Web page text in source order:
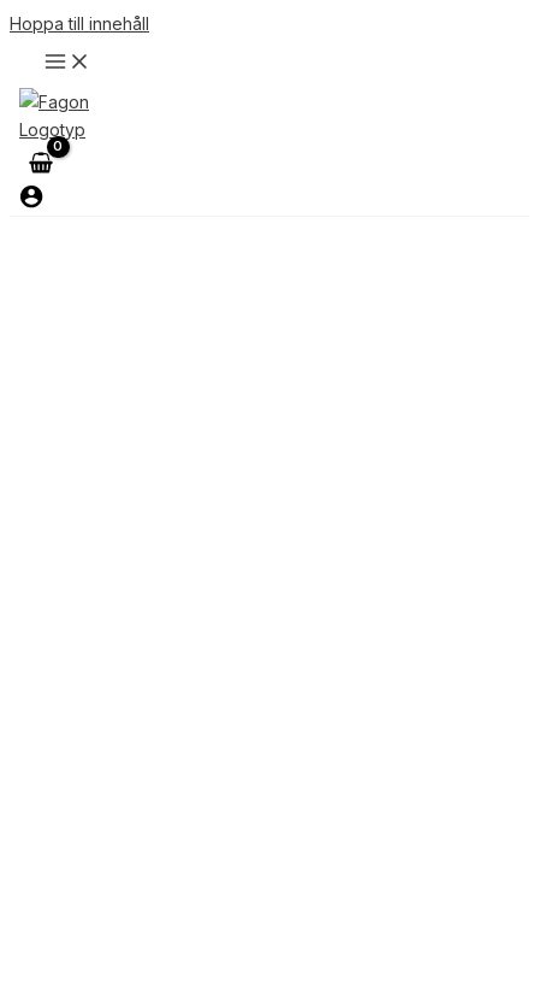
Hoppa till innehåll